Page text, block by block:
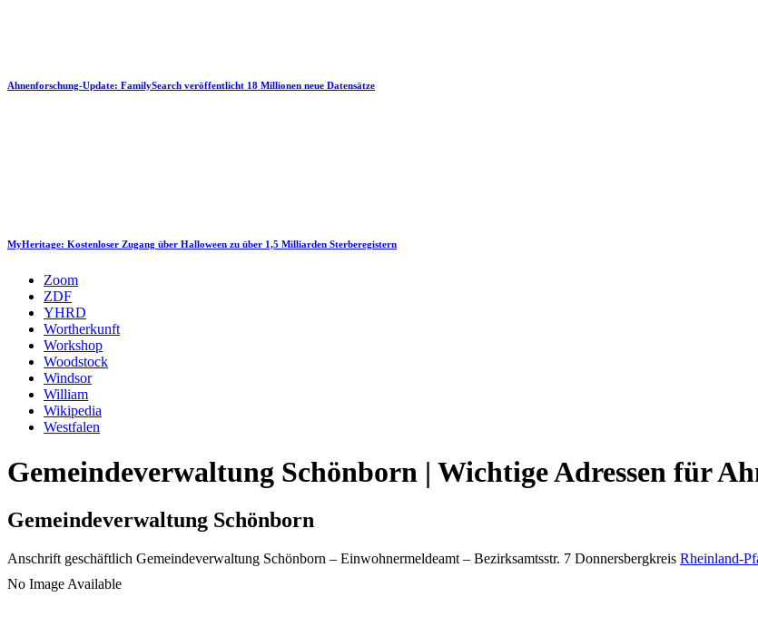
Ahnenforschung-Update: FamilySearch veröffentlicht 18 Millionen neue Datensätze
MyHeritage: Kostenloser Zugang über Halloween zu über 1,5 Milliarden Sterberegistern
Zoom
ZDF
YHRD
Wortherkunft
Workshop
Woodstock
Windsor
William
Wikipedia
Westfalen
Gemeindeverwaltung Schönborn | Wichtige Adressen für
Gemeindeverwaltung Schönborn
Anschrift geschäftlich Gemeindeverwaltung Schönborn – Einwohnermeldeamt – Bezirksamtsstr. 7 Donnersbergkreis Rheinland-
No Image Available